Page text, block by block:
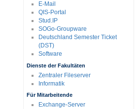
E-Mail
QIS-Portal
Stud.IP
SOGo-Groupware
Deutschland Semester Ticket
(DST)
Software
Dienste der Fakultäten
Zentraler Fileserver
Informatik
Für Mitarbeitende
Exchange-Server